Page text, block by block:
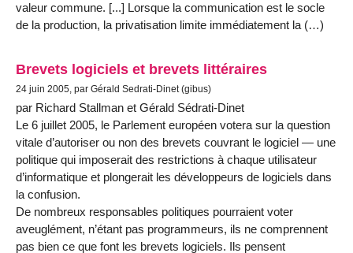
valeur commune. [...] Lorsque la communication est le socle
de la production, la privatisation limite immédiatement la (…)
Brevets logiciels et brevets littéraires
24 juin 2005, par Gérald Sedrati-Dinet (gibus)
par Richard Stallman et Gérald Sédrati-Dinet
Le 6 juillet 2005, le Parlement européen votera sur la question
vitale d’autoriser ou non des brevets couvrant le logiciel — une
politique qui imposerait des restrictions à chaque utilisateur
d’informatique et plongerait les développeurs de logiciels dans
la confusion.
De nombreux responsables politiques pourraient voter
aveuglément, n’étant pas programmeurs, ils ne comprennent
pas bien ce que font les brevets logiciels. Ils pensent